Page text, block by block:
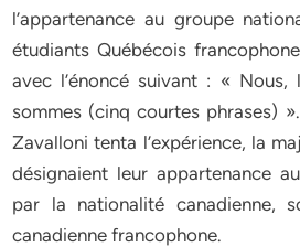
l’appartenance au groupe
étudiants Québécois
avec l’énoncé suivant : « Nous,
sommes (cinq courtes phrases)
Zavalloni tenta l’expérience, la
désignaient leur appartenance
par la nationalité canadienne,
canadienne francophone.